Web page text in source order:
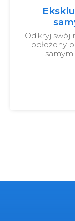
Odkryj swój
położony